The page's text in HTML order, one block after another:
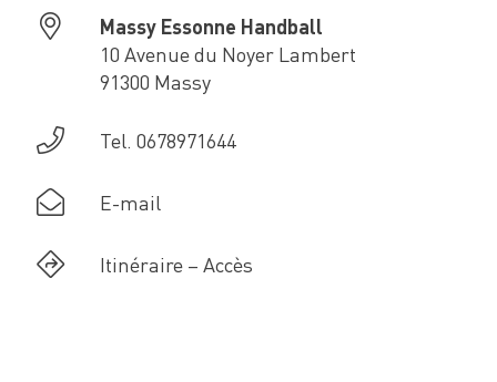
Massy Essonne Handball
10 Avenue du Noyer Lambert
91300 Massy
Tel. 0678971644
E-mail
Itinéraire – Accès